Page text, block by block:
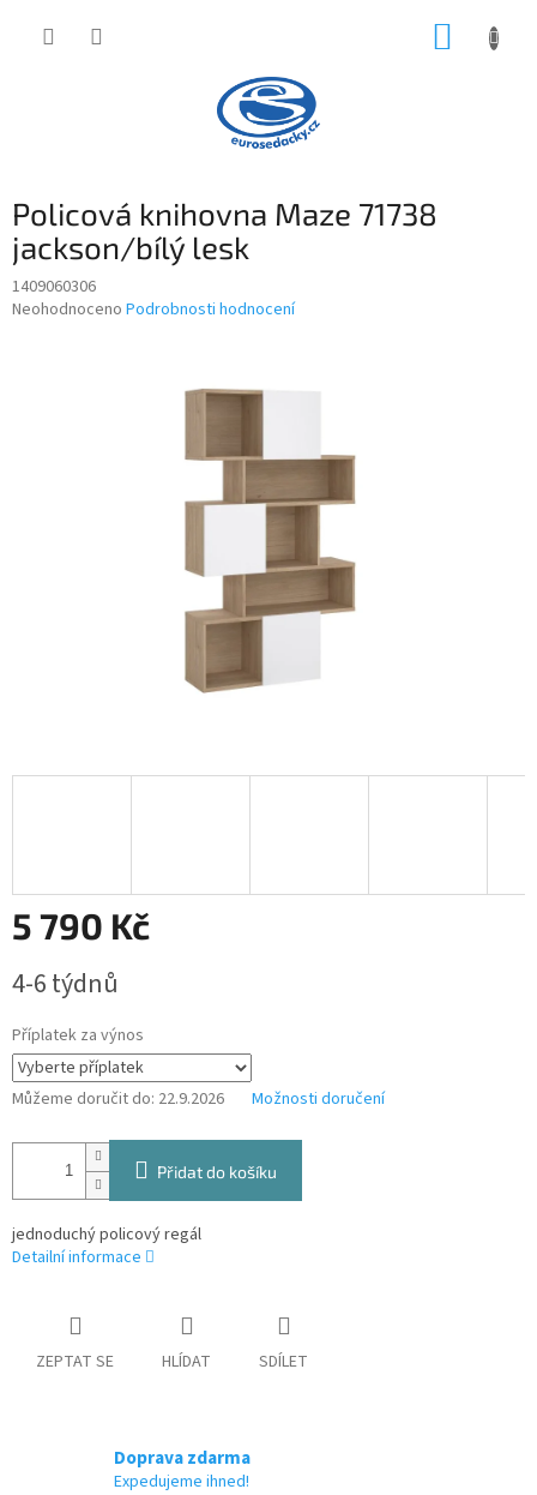
Policová knihovna Maze 71738
jackson/bílý lesk
1409060306
Průměrné
Neohodnoceno Podrobnosti hodnocení
5 790 Kč
cena:
4-6 týdnů
Příplatek za výnos
Můžeme doručit do: 22.9.2026 Možnosti doručení
Přidat do košíku
jednoduchý policový regál
Detailní informace
ZEPTAT SE HLÍDAT SDÍLET
Doprava zdarma
Expedujeme ihned!